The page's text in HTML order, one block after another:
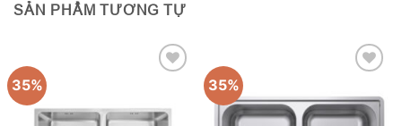
SẢN PHẨM TƯƠNG TỰ
35%
Add to
35%
Add to